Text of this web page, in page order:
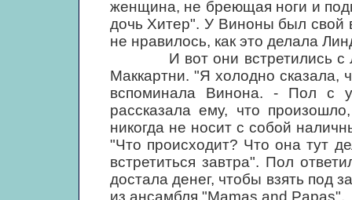
женщина, не бреющая ноги и
дочь Хитер". У Виноны был свой
не нравилось, как это делала
И вот они встретились с
Маккартни. "Я холодно сказала,
вспоминала Винона. - Пол с
рассказала ему, что
никогда не носит с собой
"Что происходит? Что она тут
встретиться завтра". Пол
достала денег, чтобы взять под
из ансамбля "Mamas and Papas".